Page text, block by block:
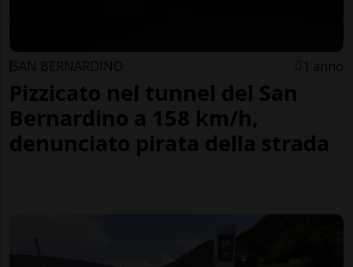
SAN BERNARDINO 1 anno
Pizzicato nel tunnel del San
Bernardino a 158 km/h,
denunciato pirata della strada